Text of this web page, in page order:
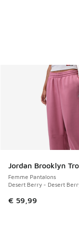
Jordan Brooklyn
Femme Pantalons
Desert Berry - Desert
€ 59,99